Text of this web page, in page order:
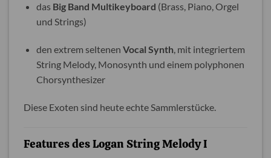
das Big Band Multikeyboard (Brass, Piano, Orgel
und Strings)
den extrem seltenen Vocal Synth, mit integriertem
String Melody, Monosynth und einem polyphonen
Chorsynthesizer
Diese Exoten sind heute echte Sammlerstücke.
Features des Logan String Melody I